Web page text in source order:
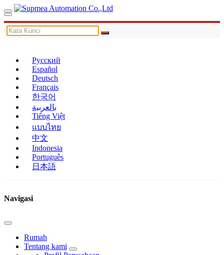
Русский
Español
Deutsch
Français
한국어
بالعربية
Tiếng Việt
แบบไทย
中文
Indonesia
Português
日本語
Navigasi
Rumah
Tentang kami